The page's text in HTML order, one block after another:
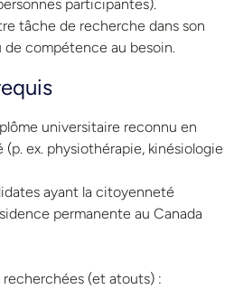
participantes).
tâche de recherche dans son
de compétence au besoin.
universitaire reconnu en
(p. ex. physiothérapie, kinésiologie
ayant la citoyenneté
permanente au Canada
(et atouts) :